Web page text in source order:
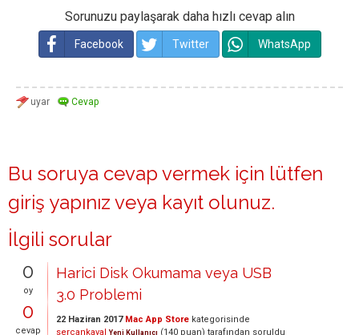
Sorunuzu paylaşarak daha hızlı cevap alın
Facebook Twitter WhatsApp
Bu soruya cevap vermek için lütfen
giriş yapınız veya kayıt olunuz.
İlgili sorular
0
oy
0
cevap
Harici Disk Okumama veya USB
3.0 Problemi
22 Haziran 2017 Mac App Store kategorisinde
sercankaval Yeni Kullanıcı (140 puan) tarafından soruldu